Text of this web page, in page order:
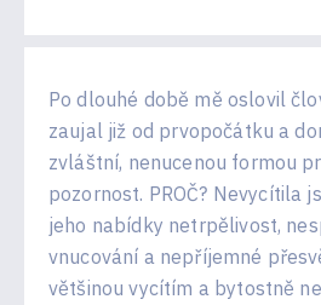
Po dlouhé době mě oslovil
zaujal již od prvopočátku a
zvláštní, nenucenou formou
pozornost. PROČ? Nevycítila
jeho nabídky netrpělivost,
vnucování a nepříjemné
většinou vycítím a bytostně